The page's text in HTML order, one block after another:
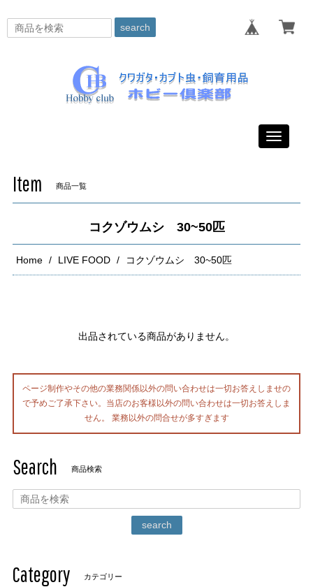
search
Toggle
Item 商品一覧
コクゾウムシ 30~50匹
Home LIVE FOOD コクゾウムシ 30~50匹
出品されている商品がありません。
ページ制作やその他の業務関係以外の問い合わせは一切お答えしませの
で予めご了承下さい。当店のお客様以外の問い合わせは一切お答えしま
せん。 業務以外の問合せが多すぎます
Search 商品検索
search
Category カテゴリー